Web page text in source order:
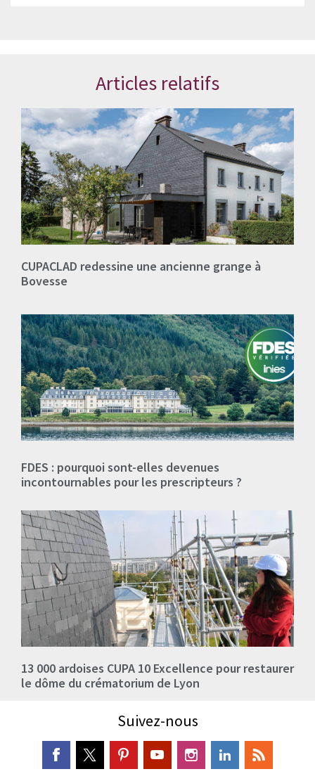
Articles relatifs
CUPACLAD redessine une ancienne grange à
Bovesse
FDES : pourquoi sont-elles devenues
incontournables pour les prescripteurs ?
13 000 ardoises CUPA 10 Excellence pour restaurer
le dôme du crématorium de Lyon
Suivez-nous